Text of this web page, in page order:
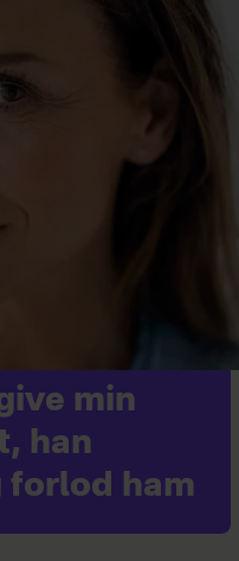
min
han
forlod ham